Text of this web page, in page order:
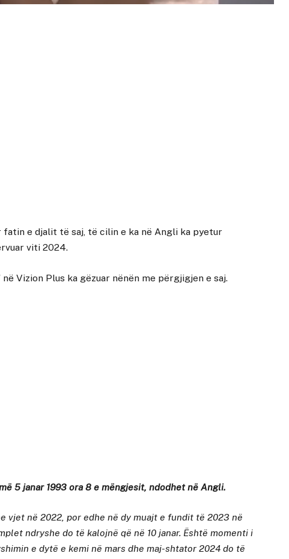
fatin e djalit të saj, të cilin e ka në Angli ka pyetur
viti 2024.
Vizion Plus ka gëzuar nënën me përgjigjen e saj.
5 janar 1993 ora 8 e mëngjesit, ndodhet në Angli.
vjet në 2022, por edhe në dy muajt e fundit të 2023 në
ndryshe do të kalojnë që në 10 janar. Është momenti i
e dytë e kemi në mars dhe maj-shtator 2024 do të